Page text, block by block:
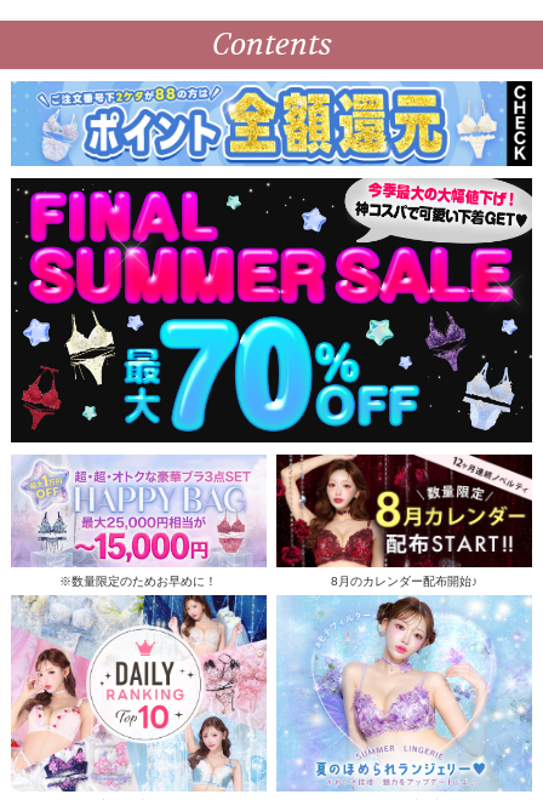
Contents
※数量限定のためお早めに！ 8月のカレンダー配布開始♪